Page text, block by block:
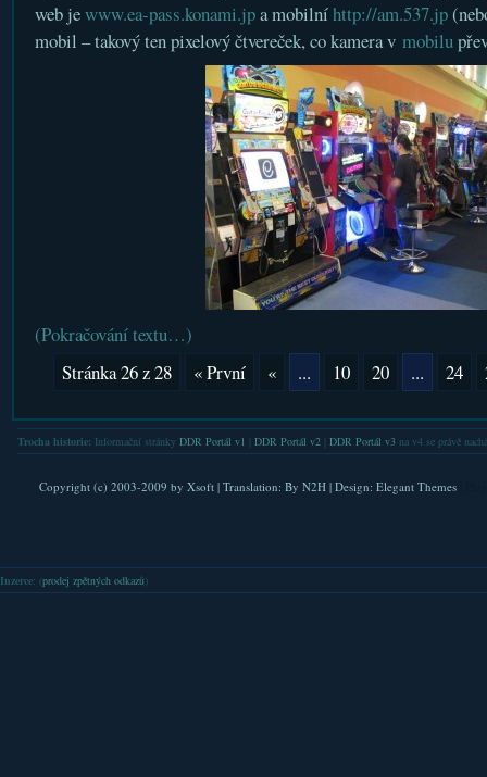
web jewww.ea-pass.konami.jpa mobilníhttp://am.537.jp
mobil – takový ten pixelový čtvereček, co kamera v mobilu
(Pokračování textu…)
Stránka 26 z 28
« První « ... 10 20 ... 24
Trocha historie: Informační stránky DDR Portál v1 DDR Portál v2| DDR Portál v3na v4 se právě
Copyright (c) 2003-2009 by Xsoft| Translation: By N2H| Design: Elegant Themes
Inzerce: (prodej zpětných odkazů )